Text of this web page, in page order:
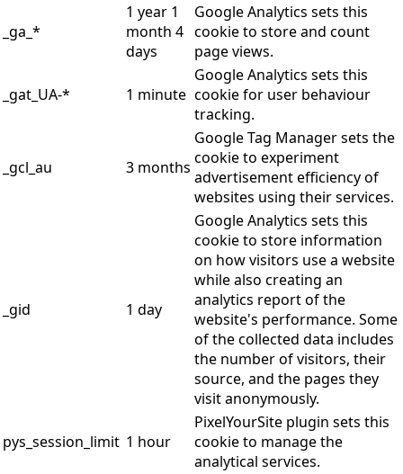
_ga_*
1 year 1
month 4
days
Google Analytics sets this
cookie to store and count
page views.
_gat_UA-* 1 minute
Google Analytics sets this
cookie for user behaviour
tracking.
_gcl_au 3 months
Google Tag Manager sets the
cookie to experiment
advertisement efficiency of
websites using their services.
_gid 1 day
Google Analytics sets this
cookie to store information
on how visitors use a website
while also creating an
analytics report of the
website's performance. Some
of the collected data includes
the number of visitors, their
source, and the pages they
visit anonymously.
pys_session_limit 1 hour
PixelYourSite plugin sets this
cookie to manage the
analytical services.